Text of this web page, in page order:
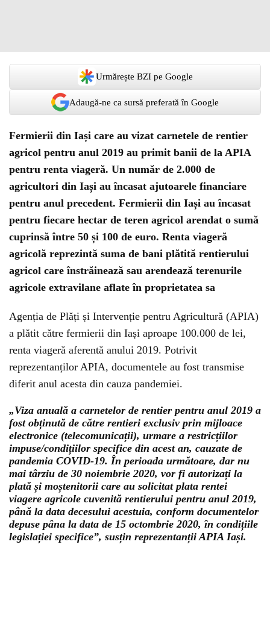
Urmărește BZI pe Google
Adaugă-ne ca sursă preferată în Google
Fermierii din Iași care au vizat carnetele de rentier
agricol pentru anul 2019 au primit banii de la APIA
pentru renta viageră. Un număr de 2.000 de
agricultori din Iași au încasat ajutoarele financiare
pentru anul precedent. Fermierii din Iași au încasat
pentru fiecare hectar de teren agricol arendat o sumă
cuprinsă între 50 și 100 de euro. Renta viageră
agricolă reprezintă suma de bani plătită rentierului
agricol care înstrăinează sau arendează terenurile
agricole extravilane aflate în proprietatea sa
Agenția de Plăți și Intervenție pentru Agricultură (APIA)
a plătit către fermierii din Iași aproape 100.000 de lei,
renta viageră aferentă anului 2019. Potrivit
reprezentanților APIA, documentele au fost transmise
diferit anul acesta din cauza pandemiei.
„Viza anuală a carnetelor de rentier pentru anul 2019 a
fost obținută de către rentieri exclusiv prin mijloace
electronice (telecomunicații), urmare a restricțiilor
impuse/condițiilor specifice din acest an, cauzate de
pandemia COVID-19. În perioada următoare, dar nu
mai târziu de 30 noiembrie 2020, vor fi autorizați la
plată și moștenitorii care au solicitat plata rentei
viagere agricole cuvenită rentierului pentru anul 2019,
până la data decesului acestuia, conform documentelor
depuse pâna la data de 15 octombrie 2020, în condițiile
legislației specifice”, susțin reprezentanții APIA Iași.